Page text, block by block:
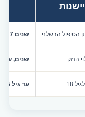
הטיפול הרשלני 7 שנים
הנזק 7 שנים, עד 10 שנים מהמעשה
18 עד גיל 25